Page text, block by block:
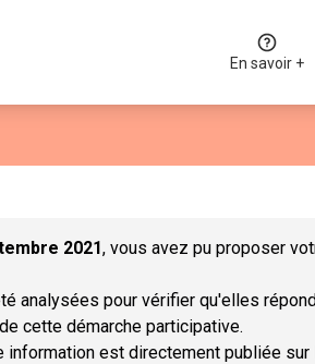
En savoir +
utilisateur
2021, vous avez pu proposer
analysées pour vérifier qu'elles
dans un nouvel onglet)
de cette démarche participative.
information est directement publiée